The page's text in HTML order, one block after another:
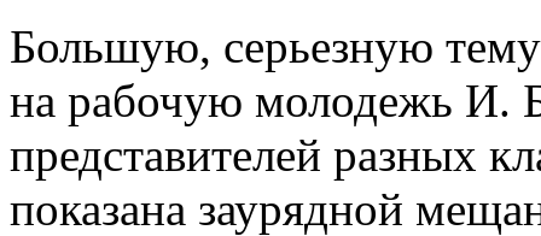
Большую, серьезную
на рабочую молодежь И.
представителей разных
показана заурядной